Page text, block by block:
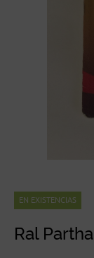
EN EXISTENCIAS
Ral